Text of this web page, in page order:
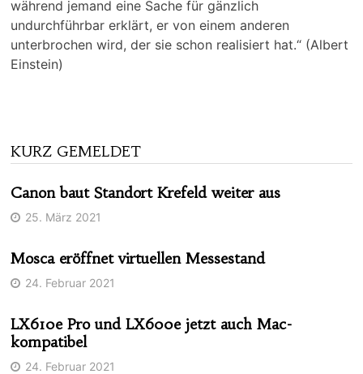
während jemand eine Sache für gänzlich
undurchführbar erklärt, er von einem anderen
unterbrochen wird, der sie schon realisiert hat.“ (Albert
Einstein)
KURZ GEMELDET
Canon baut Standort Krefeld weiter aus
25. März 2021
Mosca eröffnet virtuellen Messestand
24. Februar 2021
LX610e Pro und LX600e jetzt auch Mac-
kompatibel
24. Februar 2021